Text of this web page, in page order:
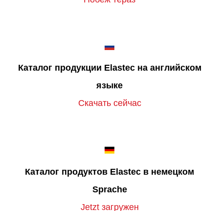
Каталог продукции Elastec на английском
языке
Скачать сейчас
Каталог продуктов Elastec в немецком
Sprache
Jetzt загружен